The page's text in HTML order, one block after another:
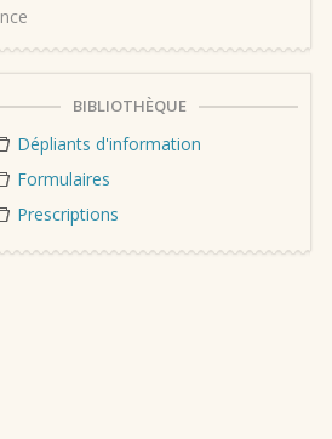
BIBLIOTHÈQUE
Dépliants d'information
Formulaires
Prescriptions